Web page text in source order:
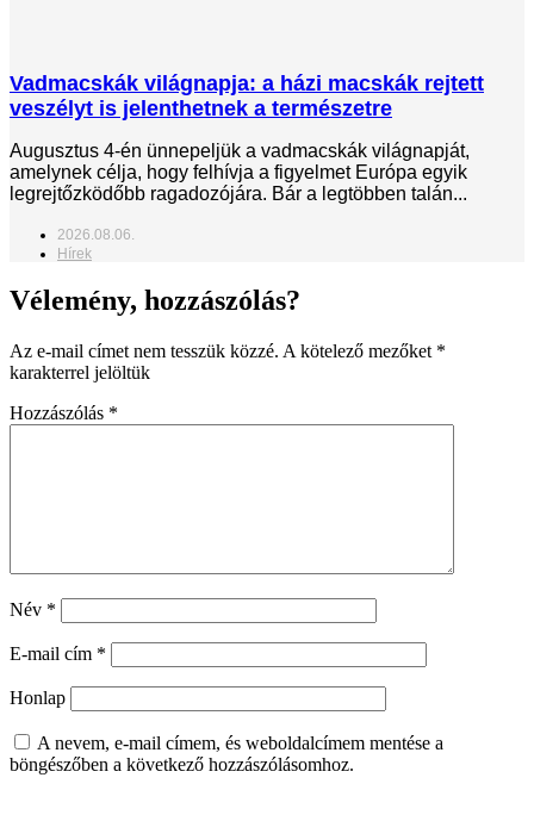
Vadmacskák világnapja: a házi macskák rejtett
veszélyt is jelenthetnek a természetre
Augusztus 4-én ünnepeljük a vadmacskák világnapját,
amelynek célja, hogy felhívja a figyelmet Európa egyik
legrejtőzködőbb ragadozójára. Bár a legtöbben talán...
2026.08.06.
Hírek
Vélemény, hozzászólás?
Az e-mail címet nem tesszük közzé. A kötelező mezőket *
karakterrel jelöltük
Hozzászólás *
Név *
E-mail cím *
Honlap
A nevem, e-mail címem, és weboldalcímem mentése a
böngészőben a következő hozzászólásomhoz.